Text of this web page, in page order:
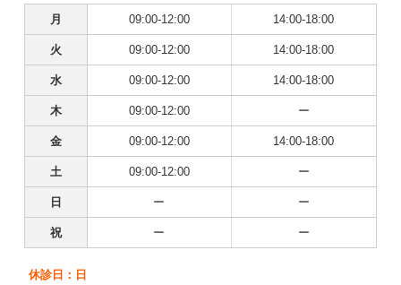
月 09:00-12:00 14:00-18:00
火 09:00-12:00 14:00-18:00
水 09:00-12:00 14:00-18:00
木 09:00-12:00 ー
金 09:00-12:00 14:00-18:00
土 09:00-12:00 ー
日 ー ー
祝 ー ー
休診日：日